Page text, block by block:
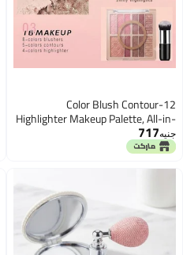
12-Color Blush Contour
Highlighter Makeup Palette, All-in-
One Shimmer Silky Matte Mineral
Blush Powder Palette, Face
جنيه717